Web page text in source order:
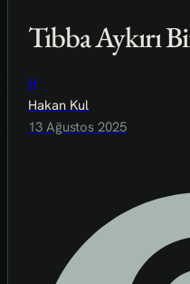
Tıbba Aykırı
H
Hakan Kul
13 Ağustos 2025